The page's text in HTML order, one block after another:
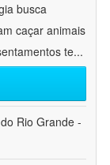
busca
caçar animais
te...
Rio Grande -